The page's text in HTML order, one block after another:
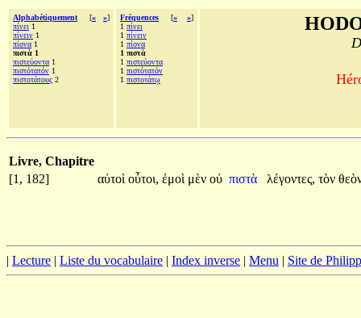
Alphabétiquement [« »]
πίνει 1
πίνειν 1
πίονα 1
πιστὰ 1
πιστεύοντα 1
πιστότατόν 1
πιστοτάτους 2
Fréquences [« »]
1 πίνει
1 πίνειν
1 πίονα
1 πιστὰ
1 πιστεύοντα
1 πιστότατόν
1 πιστοτάτῳ
Livre, Chapitre
[1, 182]
αὐτοὶ οὗτοι, ἐμοὶ μὲν οὐ πιστὰ λέγοντες, τὸν
| Lecture | Liste du vocabulaire | Index inverse | Menu | Site de